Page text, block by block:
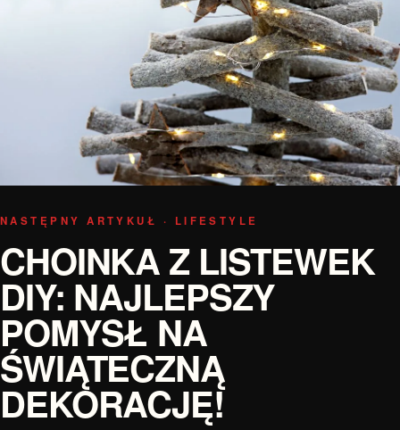
NASTĘPNY ARTYKUŁ · LIFESTYLE
CHOINKA Z LISTEWEK
DIY: NAJLEPSZY
POMYSŁ NA
ŚWIĄTECZNĄ
DEKORACJĘ!